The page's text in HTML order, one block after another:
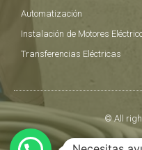
Automatización
Instalación de Motores
Transferencias Eléctricas
© All
Hecho con